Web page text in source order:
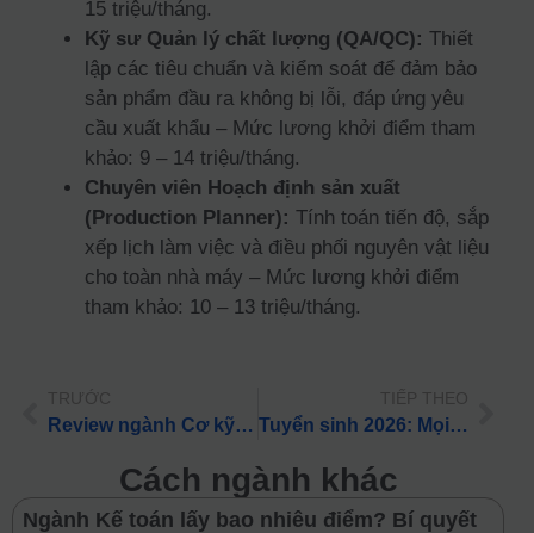
15 triệu/tháng.
Kỹ sư Quản lý chất lượng (QA/QC): Thiết
lập các tiêu chuẩn và kiểm soát để đảm bảo
sản phẩm đầu ra không bị lỗi, đáp ứng yêu
cầu xuất khẩu – Mức lương khởi điểm tham
khảo: 9 – 14 triệu/tháng.
Chuyên viên Hoạch định sản xuất
(Production Planner): Tính toán tiến độ, sắp
xếp lịch làm việc và điều phối nguyên vật liệu
cho toàn nhà máy – Mức lương khởi điểm
tham khảo: 10 – 13 triệu/tháng.
Review ngành Cơ kỹ thuật: Học gì, ở đâu và Lương khởi điểm 2026 Tuyển sinh 2026: Mọi điều cần biết về ngành Công nghệ kỹ thuật cơ điện tử cho PHHS
Cách ngành khác
Ngành Kế toán lấy bao nhiêu điểm? Bí quyết